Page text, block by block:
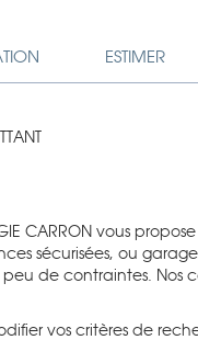
ESTIMER
CARRON vous
sécurisées, ou
de contraintes. Nos
vos critères de